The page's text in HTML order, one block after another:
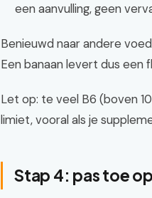
een aanvulling, geen
Benieuwd naar andere
Een banaan levert dus een
Let op: te veel B6 (boven
limiet, vooral als je
Stap 4: pas toe